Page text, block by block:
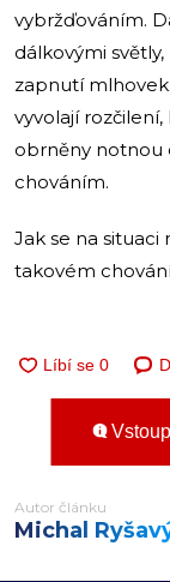
vybržďováním.
dálkovými
zapnutí
vyvolají
obrněny notnou
chováním.
Jak se na situaci
takovém
Autor článku
Michal